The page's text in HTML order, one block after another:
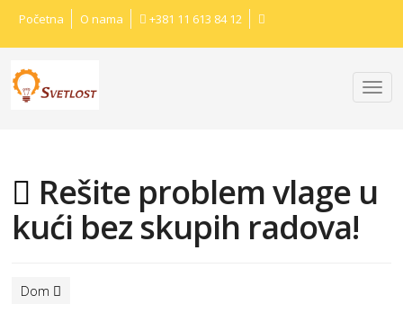
Početna O nama +381 11 613 84 12
Rešite problem vlage u
kući bez skupih radova!
Dom